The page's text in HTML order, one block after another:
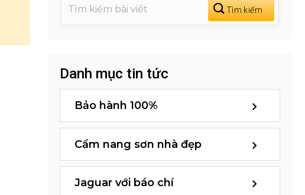
Danh mục tin tức
Bảo hành 100%
Cẩm nang sơn nhà đẹp
Jaguar với báo chí